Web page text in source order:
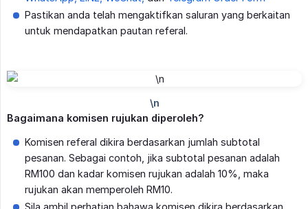
Pastikan anda telah mengaktifkan saluran yang berkaitan
untuk mendapatkan pautan referal.
Bagaimana komisen rujukan diperoleh?
Komisen referal dikira berdasarkan jumlah subtotal
pesanan. Sebagai contoh, jika subtotal pesanan adalah
RM100 dan kadar komisen rujukan adalah 10%, maka
rujukan akan memperoleh RM10.
Sila ambil perhatian bahawa komisen dikira berdasarkan